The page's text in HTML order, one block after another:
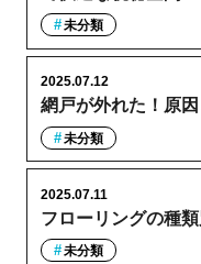
未分類
網戸が外れた！原
2025.07.12
未分類
フローリングの種
2025.07.11
未分類